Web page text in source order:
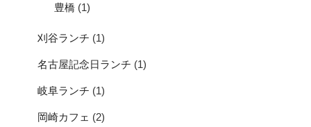
豊橋 (1)
刈谷ランチ (1)
名古屋記念日ランチ (1)
岐阜ランチ (1)
岡崎カフェ (2)